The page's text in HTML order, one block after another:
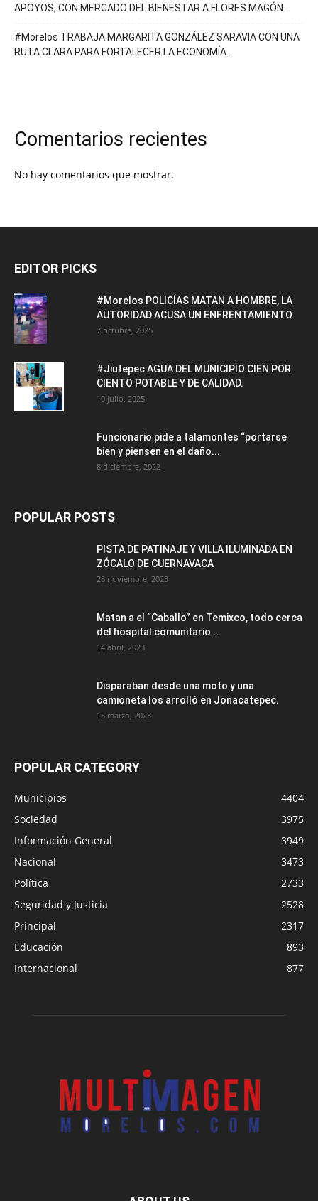
APOYOS, CON MERCADO DEL BIENESTAR A FLORES MAGÓN.
#Morelos TRABAJA MARGARITA GONZÁLEZ SARAVIA CON UNA
RUTA CLARA PARA FORTALECER LA ECONOMÍA.
Comentarios recientes
No hay comentarios que mostrar.
EDITOR PICKS
#Morelos POLICÍAS MATAN A HOMBRE, LA
AUTORIDAD ACUSA UN ENFRENTAMIENTO.
7 octubre, 2025
#Jiutepec AGUA DEL MUNICIPIO CIEN POR
CIENTO POTABLE Y DE CALIDAD.
10 julio, 2025
Funcionario pide a talamontes “portarse
bien y piensen en el daño...
8 diciembre, 2022
POPULAR POSTS
PISTA DE PATINAJE Y VILLA ILUMINADA EN
ZÓCALO DE CUERNAVACA
28 noviembre, 2023
Matan a el “Caballo” en Temixco, todo cerca
del hospital comunitario...
14 abril, 2023
Disparaban desde una moto y una
camioneta los arrolló en Jonacatepec.
15 marzo, 2023
POPULAR CATEGORY
Municipios
4404
Sociedad
3975
Información General
3949
Nacional
3473
Política
2733
Seguridad y Justicia
2528
Principal
2317
Educación
893
Internacional
877